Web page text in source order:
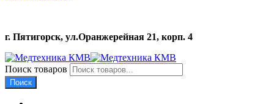
г. Пятигорск, ул.Оранжерейная 21, корп. 4
Поиск товаров
Поиск